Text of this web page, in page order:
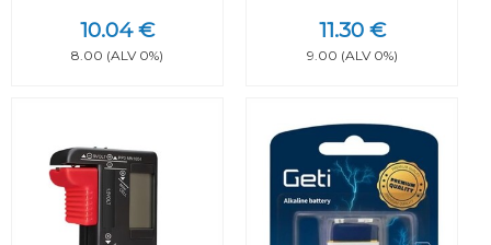
10.04 €
8.00 (ALV 0%)
11.30 €
9.00 (ALV 0%)